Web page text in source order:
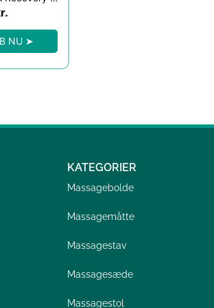
NU ➤
KATEGORIER
Massagebolde
Massagemåtte
Massagestav
Massagesæde
Massagestol